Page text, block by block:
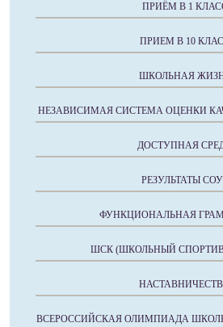
ПРИЁМ В 1
ПРИЕМ В 10
ШКОЛЬНАЯ
НЕЗАВИСИМАЯ СИСТЕМА ОЦЕНКИ
ДОСТУПНАЯ
РЕЗУЛЬТАТЫ
ФУНКЦИОНАЛЬНАЯ
ШСК (ШКОЛЬНЫЙ
ВСЕРОССИЙСКАЯ ОЛИМПИАДА